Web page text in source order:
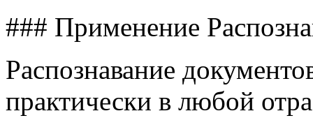
### Применение
Распознавание
практически в любой